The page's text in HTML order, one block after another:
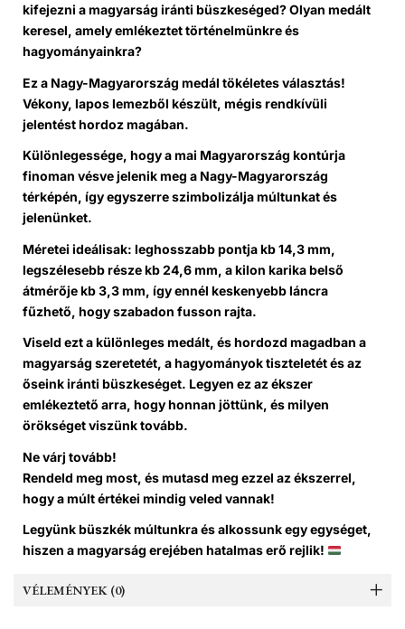
kifejezni a magyarság iránti büszkeséged? Olyan medált
keresel, amely emlékeztet történelmünkre és
hagyományainkra?
Ez a Nagy-Magyarország medál tökéletes választás!
Vékony, lapos lemezből készült, mégis rendkívüli
jelentést hordoz magában.
Különlegessége, hogy amai Magyarország kontúrja
finoman vésve jelenik meg a Nagy-Magyarország
térképén, így egyszerre szimbolizálja múltunkat és
jelenünket.
Méretei ideálisak: leghosszabb pontja kb14,3 mm,
legszélesebb része kb24,6 mm, akilon karika belső
átmérője kb 3,3 mm, így ennél keskenyebb láncra
fűzhető, hogy szabadon fusson rajta.
Viseld ezt a különleges medált, és hordozd magadban a
magyarság szeretetét, a hagyományok tiszteletét és az
őseink iránti büszkeséget. Legyen ez az ékszer
emlékeztető arra, hogy honnan jöttünk, és milyen
örökséget viszünk tovább.
Ne várj tovább!
Rendeld meg most, és mutasd meg ezzel az ékszerrel,
hogy a múlt értékei mindig veled vannak!
Legyünk büszkék múltunkra és alkossunk egy egységet,
hiszen a magyarság erejében hatalmas erő rejlik!
VÉLEMÉNYEK (0)